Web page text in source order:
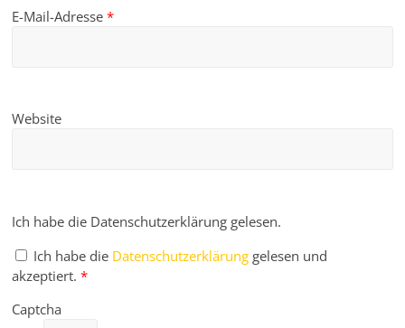
E-Mail-Adresse*
Website
Ich habe die Datenschutzerklärung gelesen.
Ich habe die Datenschutzerklärung gelesen und
akzeptiert. *
Captcha